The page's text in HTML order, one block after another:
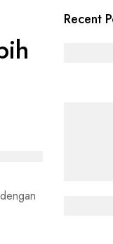
Recent